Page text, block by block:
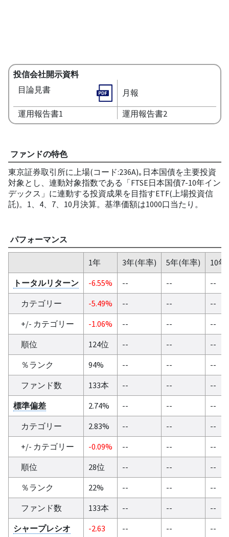
投信会社開示資料
目論見書
月報
運用報告書1 運用報告書2
ファンドの特色
東京証券取引所に上場(コード:236A)｡日本国債を主要投資
対象とし、連動対象指数である「FTSE日本国債7-10年イン
デックス」に連動する投資成果を目指すETF(上場投資信
託)。1、4、7、10月決算。基準価額は1000口当たり。
パフォーマンス
1年 3年(年率) 5年(年率)
10
トータルリターン
-6.55% -- --
--
カテゴリー
-5.49% -- --
--
+/- カテゴリー
-1.06% -- --
--
順位
124位 -- --
--
％ランク
94% -- --
--
ファンド数
133本 -- --
--
標準偏差
2.74% -- --
--
カテゴリー
2.83% -- --
--
+/- カテゴリー
-0.09% -- --
--
順位
28位 -- --
--
％ランク
22% -- --
--
ファンド数
133本 -- --
--
シャープレシオ
-2.63 -- -- --